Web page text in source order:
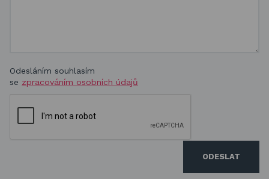
Odesláním souhlasím
se zpracováním osobních údajů
ODESLAT